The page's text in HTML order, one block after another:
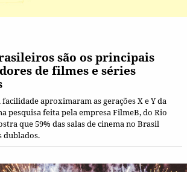
são os principais
de filmes e séries
facilidade aproximaram as gerações X e Y da
pesquisa feita pela empresa FilmeB, do Rio
que 59% das salas de cinema no Brasil
dublados.